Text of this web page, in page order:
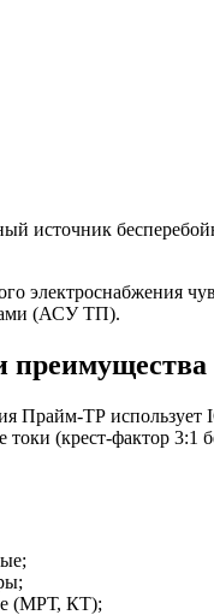
электроснабжения
(АСУ ТП).
преимущества
Прайм‑ТР
токи (крест-фактор
(МРТ, КТ);